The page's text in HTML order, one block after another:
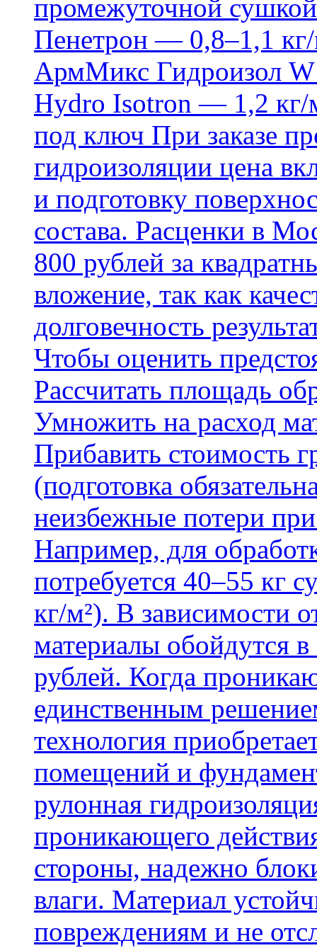
промежуточной
Пенетрон — 0,8–1,1 кг/
АрмМикс Гидроизол
Hydro Isotron — 1,2 кг/
под ключ При заказе
гидроизоляции цена
и подготовку
состава. Расценки в
800 рублей за
вложение, так как
долговечность
Чтобы оценить
Рассчитать площадь
Умножить на расход
Прибавить стоимость
(подготовка
неизбежные потери
Например, для
потребуется 40–55 кг
кг/м²). В зависимости
материалы обойдутся
рублей. Когда
единственным
технология
помещений и
рулонная
проникающего
стороны, надежно
влаги. Материал
повреждениям и не